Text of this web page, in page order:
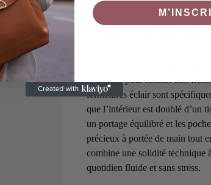
Fabriqué en textile haute
est conçu pour résister aux
fermetures éclair sont
que l’intérieur est doublé d’un
un portage équilibré et les
précieux à portée de main tout
combine une solidité technique
quotidien fluide et sans stress.